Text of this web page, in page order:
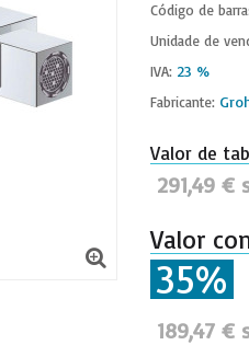
Código de
Unidade de
IVA: 23 %
Fabricante:
Valor de
291,49 €
Valor
35%
189,47 €